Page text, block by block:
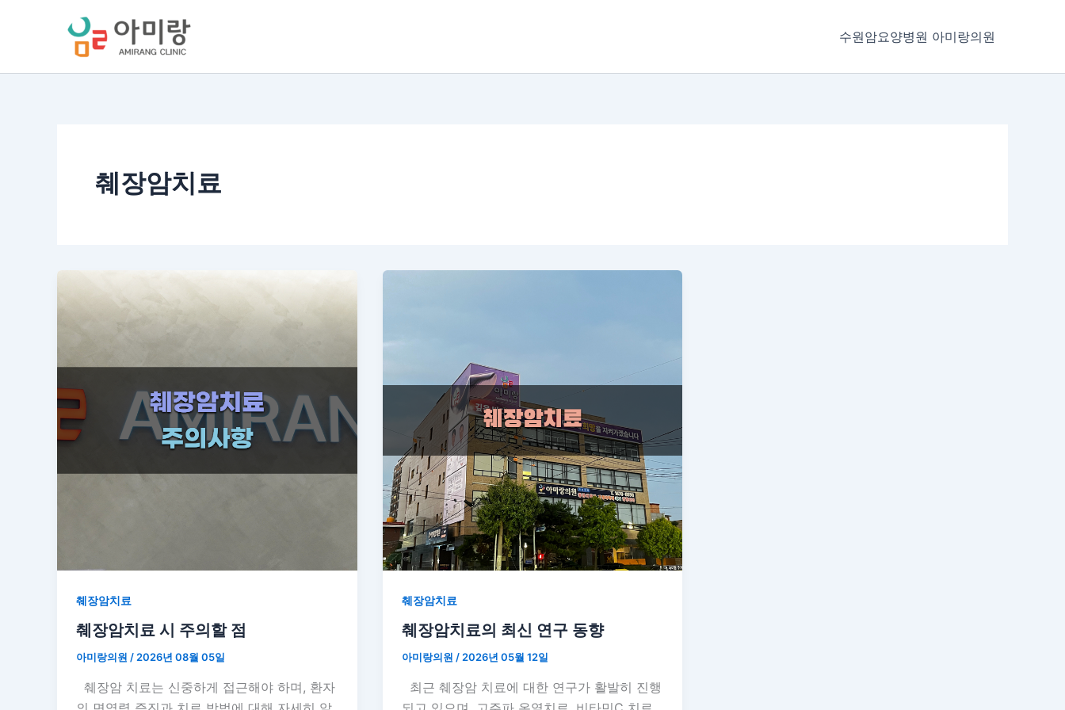
로
수원암요양병원 아미랑의원
췌장암치료
췌장암치료
췌장암치료 시 주의할 점
아미랑의원 /2026년 08월 05일
췌장암 치료는 신중하게 접근해야 하며, 환자
췌장암치료
췌장암치료의 최신 연구 동향
아미랑의원 /2026년 05월 12일
최근 췌장암 치료에 대한 연구가 활발히 진행